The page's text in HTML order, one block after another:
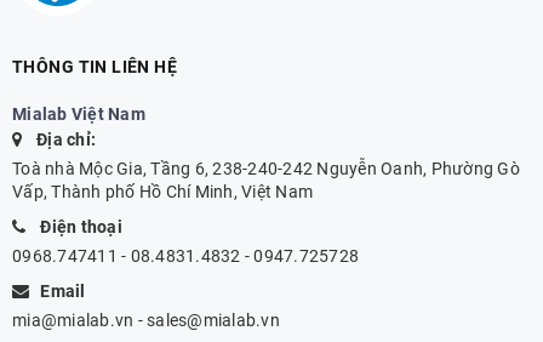
THÔNG TIN LIÊN HỆ
Mialab Việt Nam
Địa chỉ:
Toà nhà Mộc Gia, Tầng 6, 238-240-242 Nguyễn Oanh, Phường Gò
Vấp, Thành phố Hồ Chí Minh, Việt Nam
Điện thoại
0968.747411 - 08.4831.4832 - 0947.725728
Email
mia@mialab.vn -sales@mialab.vn